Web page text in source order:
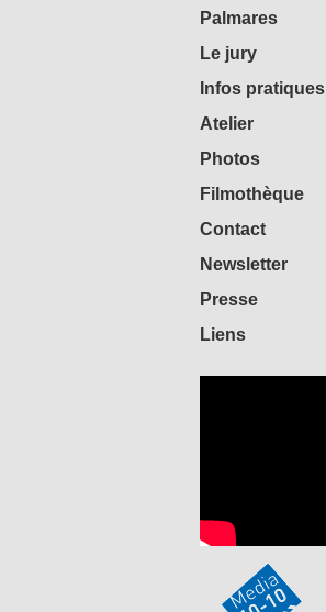
Palmares
Le jury
Infos pratiques
Atelier
Photos
Filmothèque
Contact
Newsletter
Presse
Liens